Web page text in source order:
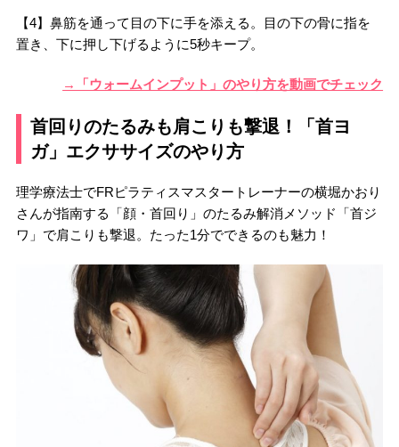
【4】鼻筋を通って目の下に手を添える。目の下の骨に指を
置き、下に押し下げるように5秒キープ。
→「ウォームインプット」のやり方を動画でチェック
首回りのたるみも肩こりも撃退！「首ヨ
ガ」エクササイズのやり方
理学療法士でFRピラティスマスタートレーナーの横堀かおり
さんが指南する「顔・首回り」のたるみ解消メソッド「首ジ
ワ」で肩こりも撃退。たった1分でできるのも魅力！